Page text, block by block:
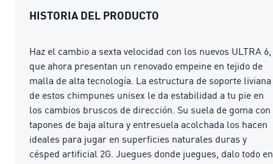
HISTORIA DEL PRODUCTO
Haz el cambio a sexta velocidad con los nuevos ULTRA 6,
que ahora presentan un renovado empeine en tejido de
malla de alta tecnología. La estructura de soporte liviana
de estos chimpunes unisex le da estabilidad a tu pie en
los cambios bruscos de dirección. Su suela de goma con
tapones de baja altura y entresuela acolchada los hacen
ideales para jugar en superficies naturales duras y
césped artificial 2G. Juegues donde juegues, dalo todo en